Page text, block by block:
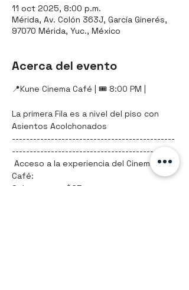
11 oct 2025, 8:00 p.m.
Mérida, Av. Colón 363J, García Ginerés,
97070 Mérida, Yuc., México
Acerca del evento
📍Kune Cinema Café | 🎟️ 8:00 PM |
La primera Fila es a nivel del piso con
Asientos Acolchonados
----------------------------------------------
-------------------------------------------
Acceso a la experiencia del Cinema
Café:
Solo acceso: $65